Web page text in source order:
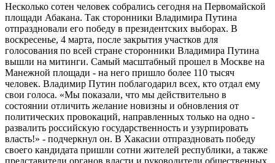
Несколько сотен человек собрались сегодня на Первомайской
площади Абакана. Так сторонники Владимира Путина
отпраздновали его победу в президентских выборах. В
воскресенье, 4 марта, после закрытия участков для
голосования по всей стране сторонники Владимира Путина
вышли на митинги. Самый масштабный прошел в Москве на
Манежной площади - на него пришло более 110 тысяч
человек. Владимир Путин поблагодарил всех, кто отдал ему
свои голоса. «Мы показали, что мы действительно в
состоянии отличить желание новизны и обновления от
политических провокаций, направленных только на одно -
развалить российскую государственность и узурпировать
власть!» - подчеркнул он. В Хакасии отпраздновать победу
своего кандидата пришли сотни жителей республики, а также
представители органов власти и руководители общественных